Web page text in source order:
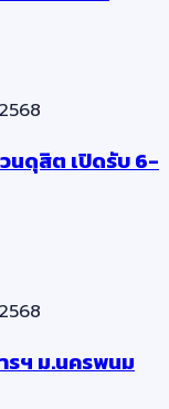
นดุสิต เปิดรับ 6-
รฯ ม.นครพนม